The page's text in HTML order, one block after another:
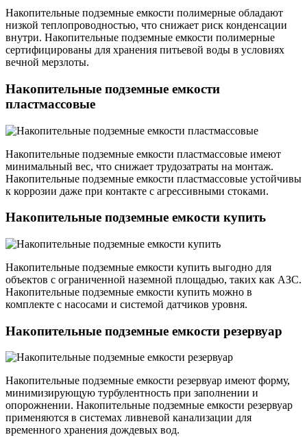
Накопительные подземные емкости полимерные обладают
низкой теплопроводностью, что снижает риск конденсации
внутри. Накопительные подземные емкости полимерные
сертифицированы для хранения питьевой воды в условиях
вечной мерзлоты.
Накопительные подземные емкости
пластмассовые
Накопительные подземные емкости пластмассовые имеют
минимальный вес, что снижает трудозатраты на монтаж.
Накопительные подземные емкости пластмассовые устойчивы
к коррозии даже при контакте с агрессивными стоками.
Накопительные подземные емкости купить
Накопительные подземные емкости купить выгодно для
объектов с ограниченной наземной площадью, таких как АЗС.
Накопительные подземные емкости купить можно в
комплекте с насосами и системой датчиков уровня.
Накопительные подземные емкости резервуар
Накопительные подземные емкости резервуар имеют форму,
минимизирующую турбулентность при заполнении и
опорожнении. Накопительные подземные емкости резервуар
применяются в системах ливневой канализации для
временного хранения дождевых вод.